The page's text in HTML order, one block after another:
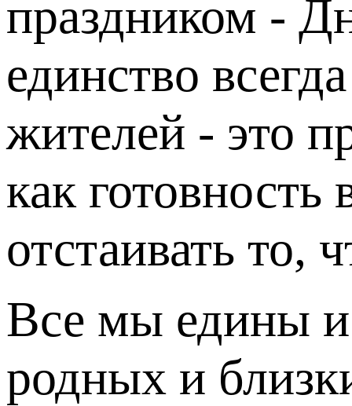
праздником -
единство
жителей - это
как готовность
отстаивать то,
Все мы едины и
родных и